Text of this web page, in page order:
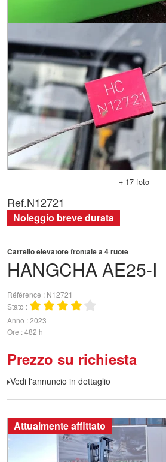
+ 17 foto
HANGCHAAE25-I
Carrello elevatore frontale a 4 ruote
Référence
N12721
Stato
Anno 2023
Ore 482 h
Prezzo su richiesta
Vedi l'annuncio in dettaglio
Ref.N12721
Noleggio breve durata
Attualmente affittato